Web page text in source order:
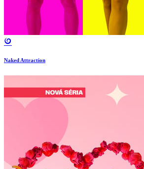
Naked Attraction